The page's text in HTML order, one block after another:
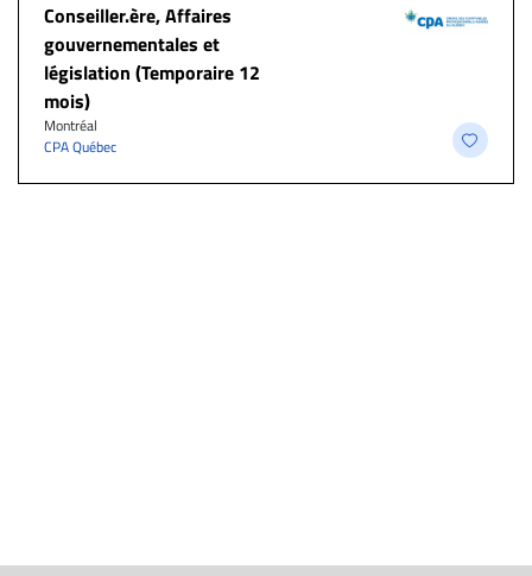
Conseiller.ère, Affaires
gouvernementales et
législation (Temporaire 12
mois)
Montréal
CPA Québec